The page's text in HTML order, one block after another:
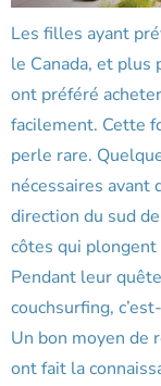
Les filles ayant
le Canada, et
ont préféré
facilement. Cette
perle rare.
nécessaires avant
direction du sud
côtes qui plongent
Pendant leur
couchsurfing,
Un bon moyen de
ont fait la